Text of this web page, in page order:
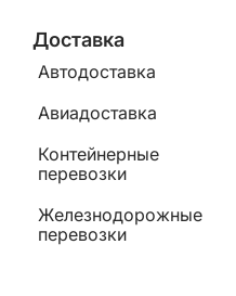
Доставка
Автодоставка
Авиадоставка
Контейнерные
перевозки
Железнодорожные
перевозки